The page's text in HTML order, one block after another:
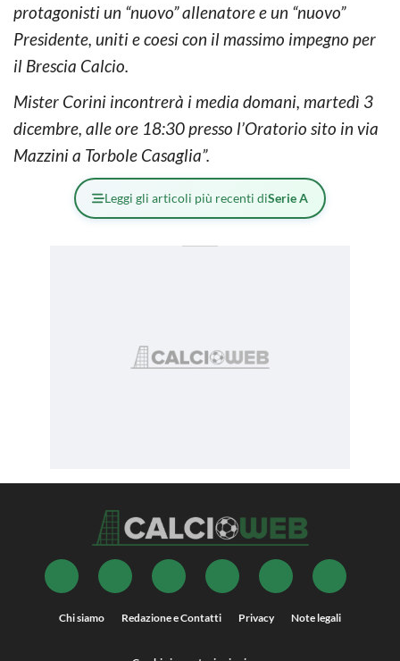
protagonisti un “nuovo” allenatore e un “nuovo”
Presidente, uniti e coesi con il massimo impegno per
il Brescia Calcio.
Mister Corini incontrerà i media domani, martedì 3
dicembre, alle ore 18:30 presso l’Oratorio sito in via
Mazzini a Torbole Casaglia”.
Leggi gli articoli più recenti diSerie A
Chi siamo Redazione e Contatti Privacy Note legali